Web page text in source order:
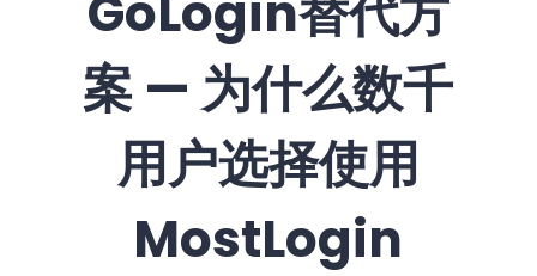
案 — 为什么数千
用户选择使用
MostLogin